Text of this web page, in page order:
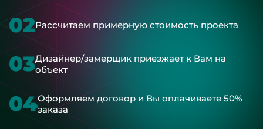
02Рассчитаем примерную стоимость проекта
03Дизайнер/замерщик приезжает к Вам на
объект
04Оформляем договор и Вы оплачиваете 50%
заказа